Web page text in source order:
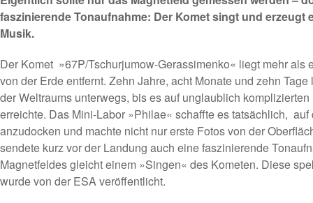
faszinierende Tonaufnahme: Der Komet singt und erzeugt
Musik.
Der Komet »67P/Tschurjumow-Gerassimenko« liegt mehr als
von der Erde entfernt. Zehn Jahre, acht Monate und zehn
der Weltraums unterwegs, bis es auf unglaublich
erreichte. Das Mini-Labor »Philae« schaffte es tatsächlich,
anzudocken und machte nicht nur erste Fotos von der
sendete kurz vor der Landung auch eine faszinierende
Magnetfeldes gleicht einem »Singen« des Kometen. Diese
wurde von der ESAveröffentlicht.